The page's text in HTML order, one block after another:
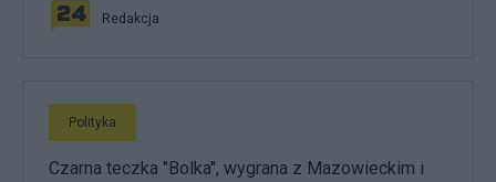
Redakcja
Polityka
Czarna teczka "Bolka", wygrana z Mazowieckim i